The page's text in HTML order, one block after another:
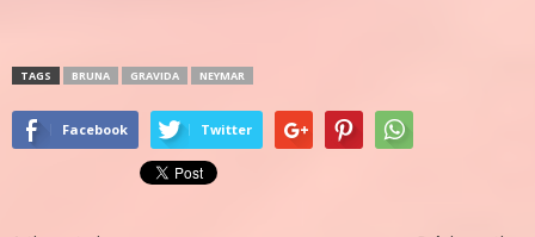
TAGS BRUNA GRAVIDA NEYMAR
Facebook Twitter